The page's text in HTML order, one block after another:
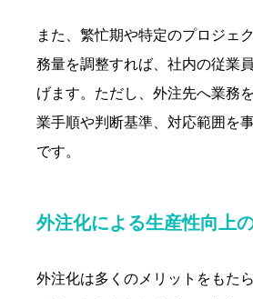
また、繁忙期や特定のプロジェ
務量を調整すれば、社内の従業
げます。ただし、外注先へ業務
業手順や判断基準、対応範囲を
です。
外注化による生産性向上
外注化は多くのメリットをもた